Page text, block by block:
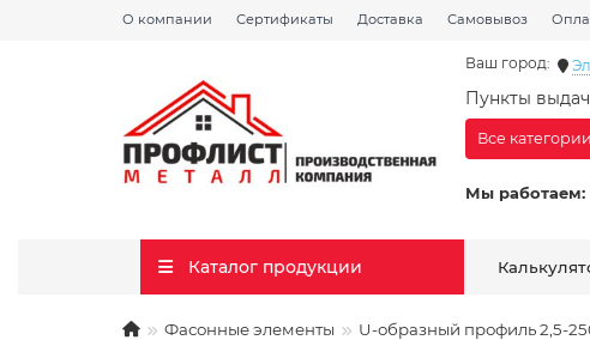
О компании Сертификаты Доставка Самовывоз
Ваш город:
Пункты
Мы работаем:
Все категории
Каталог продукции
Фасонные элементы U-образный профиль 2,5-